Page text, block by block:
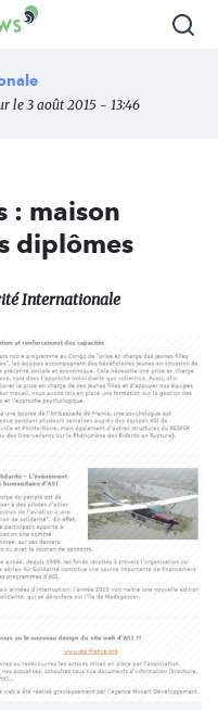
le 3 août 2015 - 13:46
: maison
diplômes
Internationale